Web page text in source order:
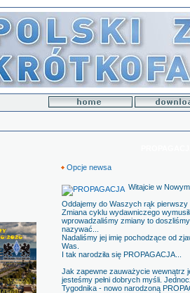
Opcje newsa
Witajcie w
Oddajemy do Waszych rąk pierwszy
Zmiana cyklu wydawniczego
wprowadzaliśmy zmiany to
nazywać...
Nadaliśmy jej imię pochodzące od
Was.
I tak narodziła się PROPAGACJA...
Jak zapewne zauważycie wewnątrz
jesteśmy pełni dobrych myśli.
Tygodnika - nowo narodzoną